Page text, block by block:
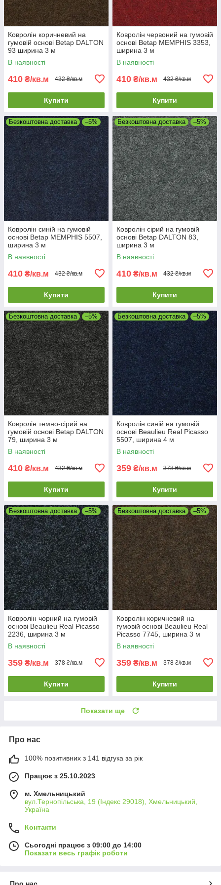
Ковролін коричневий на
гумовій основі Betap DALTON
93 ширина 3 м
В наявності
410 ₴/кв.м 432 ₴/кв.м
Купити
Ковролін червоний на гумовій
основі Betap MEMPHIS 3353,
ширина 3 м
В наявності
410 ₴/кв.м 432 ₴/кв.м
Купити
Безкоштовна доставка –5%
Ковролін синій на гумовій
основі Betap MEMPHIS 5507,
ширина 3 м
В наявності
410 ₴/кв.м 432 ₴/кв.м
Купити
Безкоштовна доставка –5%
Ковролін сірий на гумовій
основі Betap DALTON 83,
ширина 3 м
В наявності
410 ₴/кв.м 432 ₴/кв.м
Купити
Безкоштовна доставка –5%
Ковролін темно-сірий на
гумовій основі Betap DALTON
79, ширина 3 м
В наявності
410 ₴/кв.м 432 ₴/кв.м
Купити
Безкоштовна доставка –5%
Ковролін синій на гумовій
основі Beaulieu Real Picasso
5507, ширина 4 м
В наявності
359 ₴/кв.м 378 ₴/кв.м
Купити
Безкоштовна доставка –5%
Ковролін чорний на гумовій
основі Beaulieu Real Picasso
2236, ширина 3 м
В наявності
359 ₴/кв.м 378 ₴/кв.м
Купити
Безкоштовна доставка –5%
Ковролін коричневий на
гумовій основі Beaulieu Real
Picasso 7745, ширина 3 м
В наявності
359 ₴/кв.м 378 ₴/кв.м
Купити
Показати ще
Про нас
100% позитивних з 141 відгука за рік
Працює з 25.10.2023
м. Хмельницький
вул.Тернопільська, 19 (Індекс 29018), Хмельницький,
Україна
Контакти
Сьогодні працює з 09:00 до 14:00
Показати весь графік роботи